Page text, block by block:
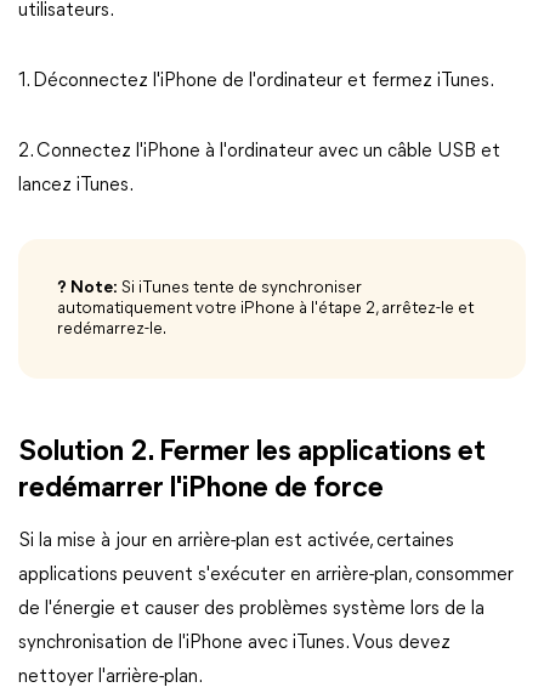
utilisateurs.
1. Déconnectez l'iPhone de l'ordinateur et fermez iTunes.
2. Connectez l'iPhone à l'ordinateur avec un câble USB et
lancez iTunes.
? Note: Si iTunes tente de synchroniser
automatiquement votre iPhone à l'étape 2, arrêtez-le et
redémarrez-le.
Solution 2. Fermer les applications et
redémarrer l'iPhone de force
Si la mise à jour en arrière-plan est activée, certaines
applications peuvent s'exécuter en arrière-plan, consommer
de l'énergie et causer des problèmes système lors de la
synchronisation de l'iPhone avec iTunes. Vous devez
nettoyer l'arrière-plan.